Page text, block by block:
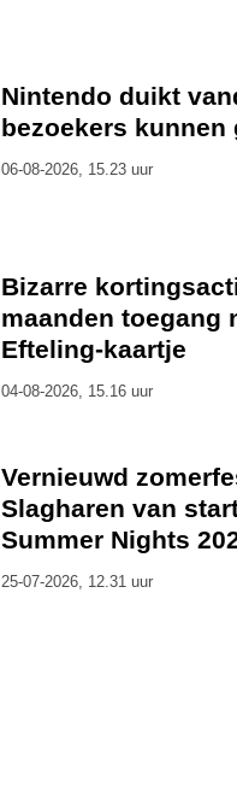
Nintendo duikt
bezoekers kunnen
06-08-2026, 15.23 uur
Bizarre
maanden toegang
Efteling-kaartje
04-08-2026, 15.16 uur
Vernieuwd
Slagharen van
Summer Nights
25-07-2026, 12.31 uur